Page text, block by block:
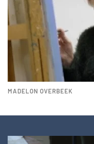
MADELON OVERBEEK